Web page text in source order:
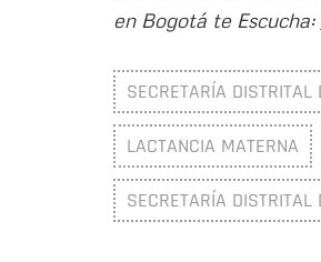
en Bogotá te Escucha:
SECRETARÍA
LACTANCIA MATERNA
SECRETARÍA